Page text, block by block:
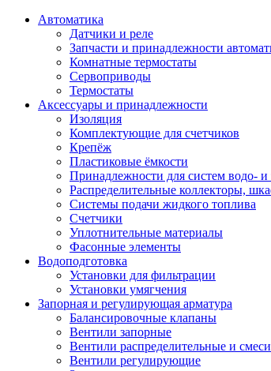
Автоматика
Датчики и реле
Запчасти и принадлежности
Комнатные термостаты
Сервоприводы
Термостаты
Аксессуары и принадлежности
Изоляция
Комплектующие для счетчиков
Крепёж
Пластиковые ёмкости
Принадлежности для систем водо-
Распределительные коллекторы,
Системы подачи жидкого топлива
Счетчики
Уплотнительные материалы
Фасонные элементы
Водоподготовка
Установки для фильтрации
Установки умягчения
Запорная и регулирующая арматура
Балансировочные клапаны
Вентили запорные
Вентили распределительные и
Вентили регулирующие